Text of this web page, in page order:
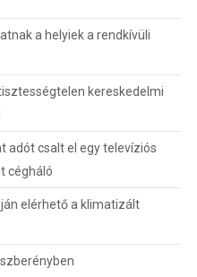
a helyiek a rendkívüli
kereskedelmi
adót csalt el egy televíziós
cégháló
elérhető a klimatizált